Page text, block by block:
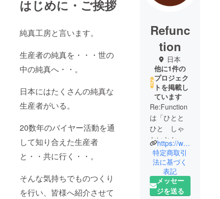
はじめに・ご挨拶
純真工房と言います。
生産者の純真を・・・世の
中の純真へ・・。
日本にはたくさんの純真な
生産者がいる。
20数年のバイヤー活動を通
して知り合えた生産者
と・・共に行く・・。
そんな気持ちでものつくり
を行い、皆様へ紹介させて
Refunc
tion
日本
他に1件の
プロジェク
トを掲載し
ています
Re:Function
は「ひとと
ひと しゃ
かいとかい
しゃ ご縁
をつなぐ」
をモットー
に食ビジネ
スを応援し
https://www.function-inc.biz/
特定商取引
法に基づく
表記
メッセー
ジを送る